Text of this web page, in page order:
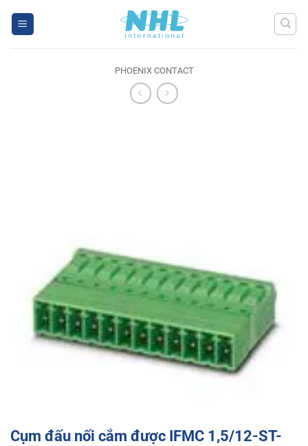
PHOENIX CONTACT
Cụm đấu nối cắm được IFMC 1,5/12-ST-